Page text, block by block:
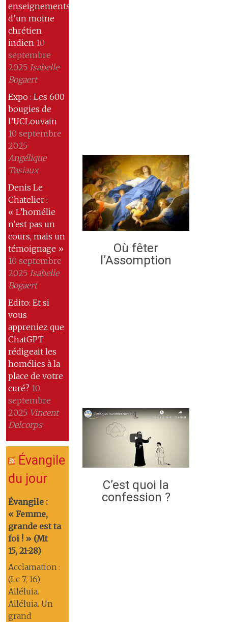
enseignements
d’un moine
chrétien
indien 10
septembre
2025 Isabelle
Bogaert
Expo : Les 600
bougies de
l’UCLouvain
10 septembre
2025
Angélique
Tasiaux
Denis Le
Chatelier :
« L’homélie
n’est pas un
cours, mais un
témoignage »
10 septembre
2025 Isabelle
Bogaert
Edito: Et si
vous
appreniez que
ChatGPT
rédigeait les
homélies à la
place de votre
curé? 10
septembre
2025 Vincent
Delcorps
Évangile
du jour
Évangile :
« Femme,
grande est ta
foi ! » (Mt
15, 21-28)
Acclamation :
(Lc 7, 16)
Alléluia.
Alléluia. Un
grand
Où fêter
l’Assomption
C’est quoi la
confession ?